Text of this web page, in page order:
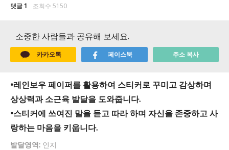
댓글 1 조회수 5150
소중한 사람들과 공유해 보세요.
카카오톡 페이스북 주소 복사
•레인보우 페이퍼를 활용하여 스티커로 꾸미고 감상하며
상상력과 소근육 발달을 도와줍니다.
•스티커에 쓰여진 말을 듣고 따라 하며 자신을 존중하고 사
랑하는 마음을 키웁니다.
발달영역: 인지